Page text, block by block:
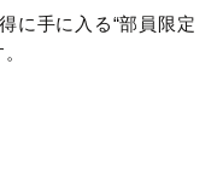
に手に入る“部員限定